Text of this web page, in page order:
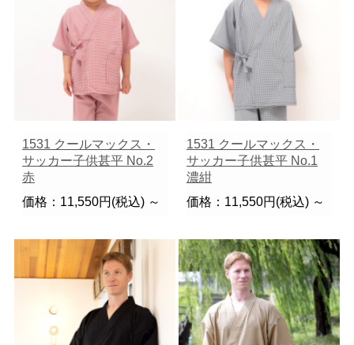
1531 クールマックス・
サッカー子供甚平 No.2
赤
価格：11,550円(税込) ～
1531 クールマックス・
サッカー子供甚平 No.1
濃紺
価格：11,550円(税込) ～